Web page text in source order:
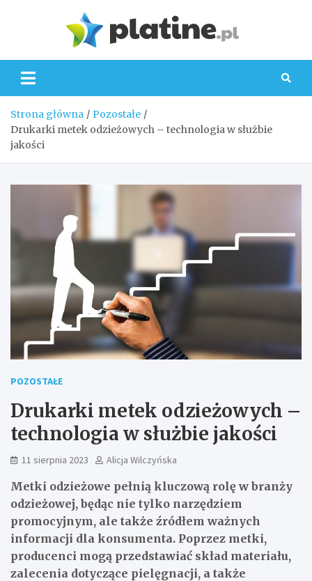
Strona główna
Pozostałe
Drukarki metek odzieżowych – technologia w służbie
jakości
POZOSTAŁE
Drukarki metek odzieżowych –
technologia w służbie jakości
11 sierpnia 2023 Alicja Wilczyńska
Metki odzieżowe pełnią kluczową rolę w branży
odzieżowej, będąc nie tylko narzędziem
promocyjnym, ale także źródłem ważnych
informacji dla konsumenta. Poprzez metki,
producenci mogą przedstawiać skład materiału,
zalecenia dotyczące pielęgnacji, a także